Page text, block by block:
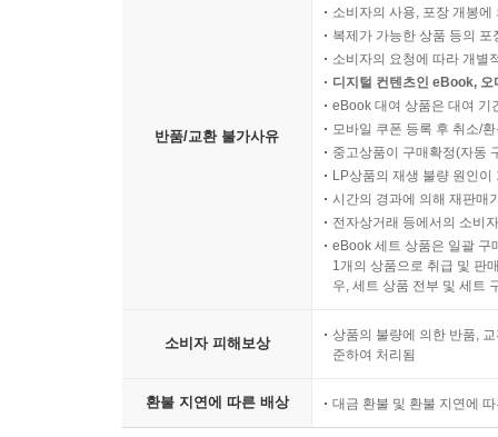
반품/교환 불가사유
소비자의 사용, 포장 개봉
복제가 가능한 상품 등의
소비자의 요청에 따라 개별
디지털 컨텐츠인 eBook,
eBook 대여 상품은 대여 기
모바일 쿠폰 등록 후 취소/
중고상품이 구매확정(자동
LP상품의 재생 불량 원인
시간의 경과에 의해 재판매
전자상거래 등에서의 소비
eBook 세트 상품은 일괄 구
1개의 상품으로 취급 및 판
우, 세트 상품 전부 및 세트
소비자 피해보상
상품의 불량에 의한 반품,
준하여 처리됨
환불 지연에 따른 배상 대금 환불 및 환불 지연에